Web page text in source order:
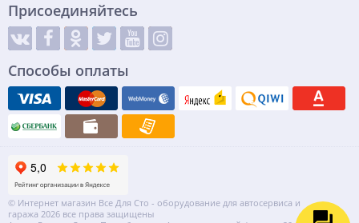
Присоединяйтесь
Способы оплаты
© Интернет магазин Все Для Сто - оборудование для автосервиса и
гаража 2026 все права защищены